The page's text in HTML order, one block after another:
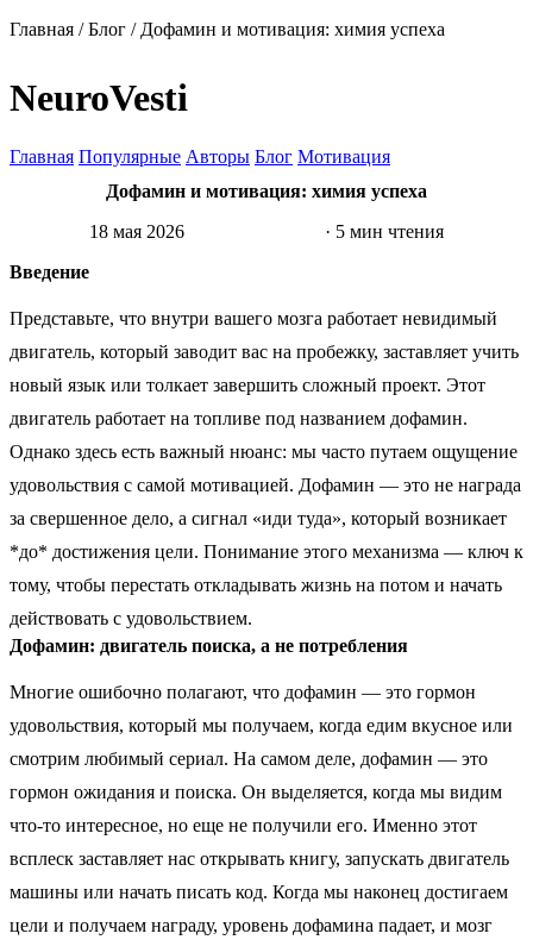
Главная / Блог / Дофамин и мотивация: химия успеха
NeuroVesti
Главная Популярные Авторы Блог Мотивация
Дофамин и мотивация: химия успеха
18 мая 2026
· 5 мин чтения
Введение
Представьте, что внутри вашего мозга работает невидимый
двигатель, который заводит вас на пробежку, заставляет учить
новый язык или толкает завершить сложный проект. Этот
двигатель работает на топливе под названием дофамин.
Однако здесь есть важный нюанс: мы часто путаем ощущение
удовольствия с самой мотивацией. Дофамин — это не награда
за свершенное дело, а сигнал «иди туда», который возникает
*до* достижения цели. Понимание этого механизма — ключ к
тому, чтобы перестать откладывать жизнь на потом и начать
действовать с удовольствием.
Дофамин: двигатель поиска, а не потребления
Многие ошибочно полагают, что дофамин — это гормон
удовольствия, который мы получаем, когда едим вкусное или
смотрим любимый сериал. На самом деле, дофамин — это
гормон ожидания и поиска. Он выделяется, когда мы видим
что-то интересное, но еще не получили его. Именно этот
всплеск заставляет нас открывать книгу, запускать двигатель
машины или начать писать код. Когда мы наконец достигаем
цели и получаем награду, уровень дофамина падает, и мозг